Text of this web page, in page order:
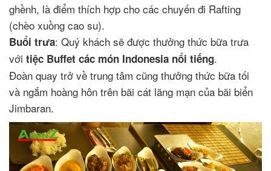
ghềnh, là điểm thích hợp cho các chuyến đi Rafting
(chèo xuồng cao su).
Buổi trưa: Quý khách sẽ được thưởng thức bữa trưa
với tiệc Buffet các món Indonesia nổi tiếng.
Đoàn quay trở về trung tâm cũng thưởng thức bữa tối
và ngắm hoàng hôn trên bãi cát lãng mạn của bãi biển
Jimbaran.